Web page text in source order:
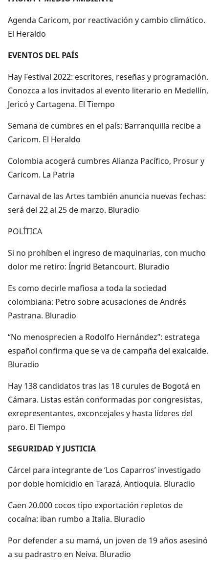
Agenda Caricom, por reactivación y cambio climático.
El Heraldo
EVENTOS DEL PAÍS
Hay Festival 2022: escritores, reseñas y programación.
Conozca a los invitados al evento literario en Medellín,
Jericó y Cartagena. El Tiempo
Semana de cumbres en el país: Barranquilla recibe a
Caricom. El Heraldo
Colombia acogerá cumbres Alianza Pacífico, Prosur y
Caricom. La Patria
Carnaval de las Artes también anuncia nuevas fechas:
será del 22 al 25 de marzo. Bluradio
POLÍTICA
Si no prohíben el ingreso de maquinarias, con mucho
dolor me retiro: Íngrid Betancourt. Bluradio
Es como decirle mafiosa a toda la sociedad
colombiana: Petro sobre acusaciones de Andrés
Pastrana. Bluradio
“No menosprecien a Rodolfo Hernández”: estratega
español confirma que se va de campaña del exalcalde.
Bluradio
Hay 138 candidatos tras las 18 curules de Bogotá en
Cámara. Listas están conformadas por congresistas,
exrepresentantes, exconcejales y hasta líderes del
paro. El Tiempo
SEGURIDAD Y JUSTICIA
Cárcel para integrante de ‘Los Caparros’ investigado
por doble homicidio en Tarazá, Antioquia. Bluradio
Caen 20.000 cocos tipo exportación repletos de
cocaína: iban rumbo a Italia. Bluradio
Por defender a su mamá, un joven de 19 años asesinó
a su padrastro en Neiva. Bluradio